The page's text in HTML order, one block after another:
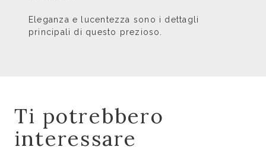
Eleganza e lucentezza sono i dettagli
principali di questo prezioso.
Ti potrebbero
interessare